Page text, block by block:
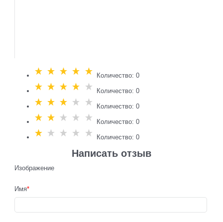
Количество: 0
Количество: 0
Количество: 0
Количество: 0
Количество: 0
Написать отзыв
Изображение
Имя